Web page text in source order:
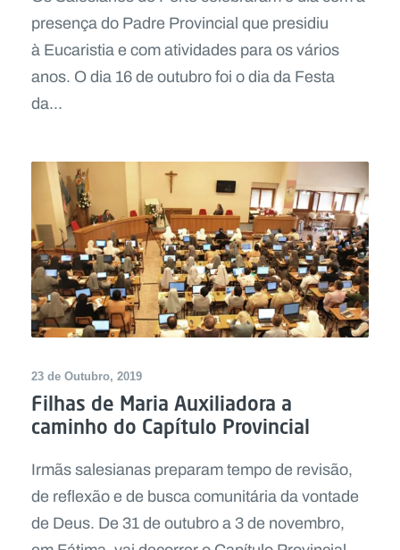
presença do Padre Provincial que presidiu
à Eucaristia e com atividades para os vários
anos. O dia 16 de outubro foi o dia da Festa
da...
23 de Outubro, 2019
Filhas de Maria Auxiliadora a
caminho do Capítulo Provincial
Irmãs salesianas preparam tempo de revisão,
de reflexão e de busca comunitária da vontade
de Deus. De 31 de outubro a 3 de novembro,